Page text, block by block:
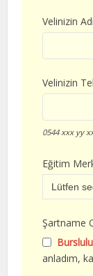
Velinizin
Velinizin
0544 xxx yy
Eğitim
Şartname
anladım,